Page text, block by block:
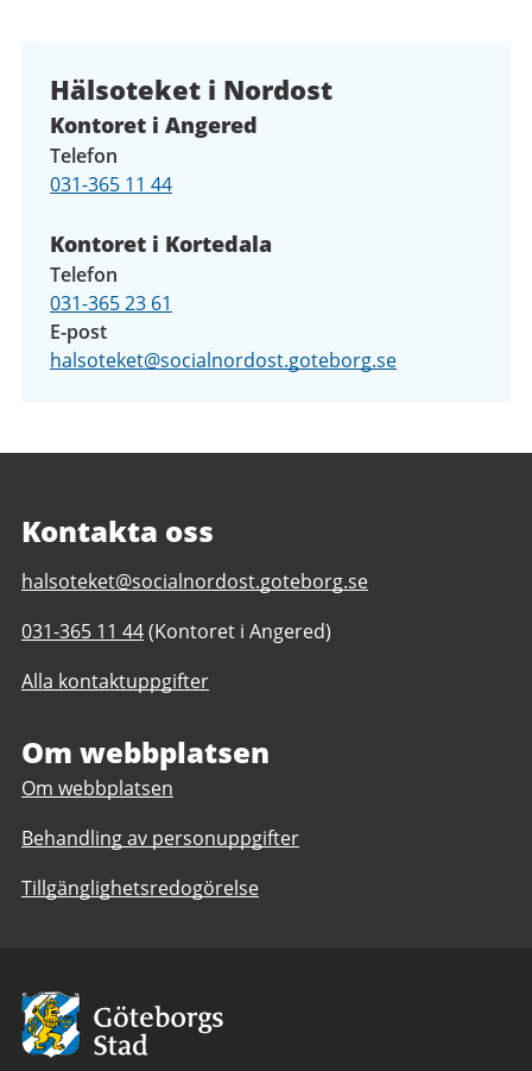
Hälsoteket i Nordost
Kontoret i Angered
Telefon
031-365 11 44
Kontoret i Kortedala
Telefon
031-365 23 61
E-post
halsoteket@socialnordost.goteborg.se
Kontakta oss
E-
till
Hälsoteket
i
halsoteket@socialnordost.goteborg.se
Telefonnummer
Hälsoteket
Nordost
031-365 11 44(Kontoret i Angered)
Alla kontaktuppgifter
Om webbplatsen
Om webbplatsen
Behandling av personuppgifter
Tillgänglighetsredogörelse
Avsändare:
Göteborgs
Stad